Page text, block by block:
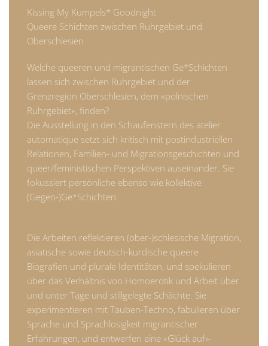
Kissing My Kumpels* Goodnight
Queere Schichten zwischen Ruhrgebiet und
Oberschlesien
Welche queeren und migrantischen Ge*Schichten
lassen sich zwischen Ruhrgebiet und der
Grenzregion Oberschlesien, dem «polnischen
Ruhrgebiet», finden?
Die Ausstellung in den Schaufenstern des atelier
automatique setzt sich kritisch mit postindustriellen
Relationen, Familien- und Migrationsgeschichten und
queer/feministischen Perspektiven auseinander. Sie
fokussiert persönliche ebenso wie kollektive
(Gegen-)Ge*Schichten.
Die Arbeiten reflektieren (ober-)schlesische Migration,
asiatische sowie deutsch-kurdische queere
Biografien und plurale Identitäten, und spekulieren
über das Verhältnis von Homoerotik und Arbeit über
und unter Tage und stillgelegte Schächte. Sie
experimentieren mit Tauben-Techno, fabulieren über
Sprache und Sprachlosigkeit migrantischer
Erfahrungen, und entwerfen eine «Glück auf»-